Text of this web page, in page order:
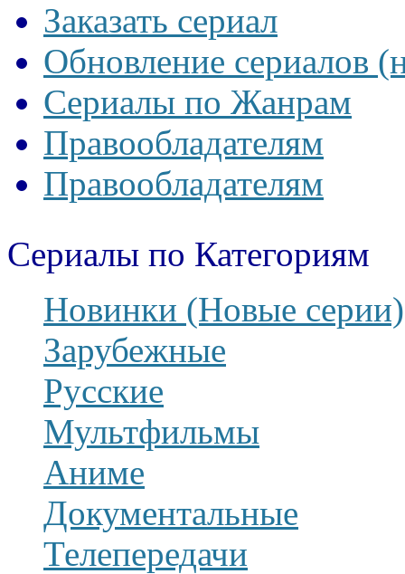
Заказать сериал
Обновление сериалов
Сериалы по Жанрам
Правообладателям
Правообладателям
Сериалы по Категориям
Новинки (Новые серии)
Зарубежные
Русские
Мультфильмы
Аниме
Документальные
Телепередачи